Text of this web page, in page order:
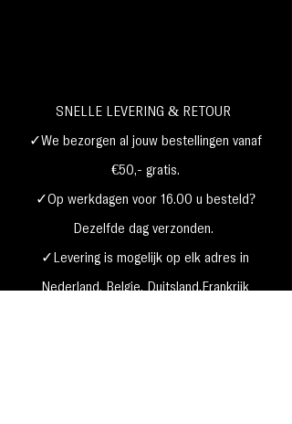
SNELLE LEVERING & RETOUR
✓We bezorgen al jouw bestellingen vanaf
€50,- gratis.
✓Op werkdagen voor 16.00 u besteld?
Dezelfde dag verzonden.
✓Levering is mogelijk op elk adres in
Nederland, België, Duitsland,Frankrijk